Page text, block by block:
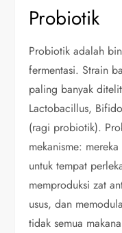
Probiotik
Probiotik adalah
fermentasi. Strain
paling banyak
Lactobacillus,
(ragi probiotik).
mekanisme:
untuk tempat
memproduksi zat
usus, dan
tidak semua